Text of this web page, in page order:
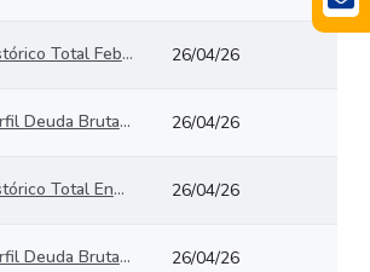
Histórico Total Febrero2026 26/04/26
Perfil Deuda Bruta GNC Febrero 2026 26/04/26
Histórico Total Enero2026 26/04/26
Perfil Deuda Bruta GNC Enero 2026 26/04/26